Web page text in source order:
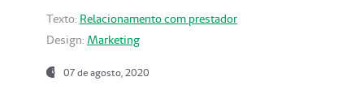
Texto: Relacionamento com prestador
Design: Marketing
07 de agosto, 2020